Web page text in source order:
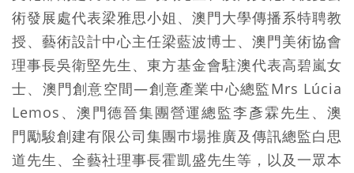
術發展處代表梁雅思小姐、澳門大學傳播系特聘教
授、藝術設計中心主任梁藍波博士、澳門美術協會
理事長吳衛堅先生、東方基金會駐澳代表高碧嵐女
士、澳門創意空間—創意產業中心總監Mrs Lúcia
Lemos、澳門德晉集團營運總監李彥霖先生、澳
門勵駿創建有限公司集團巿場推廣及傳訊總監白思
道先生、全藝社理事長霍凱盛先生等，以及一眾本